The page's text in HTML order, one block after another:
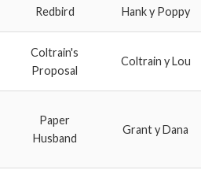
Redbird Hank y Poppy
Coltrain's
Proposal
Coltrain y Lou
Paper
Husband
Grant y Dana